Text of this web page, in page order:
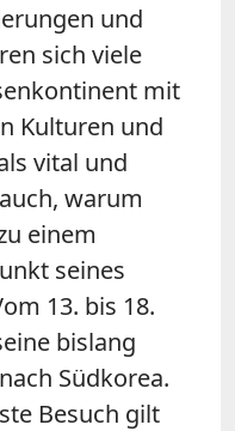
und
sich viele
mit
Kulturen und
vital und
warum
einem
seines
13. bis 18.
bislang
Südkorea.
Besuch gilt